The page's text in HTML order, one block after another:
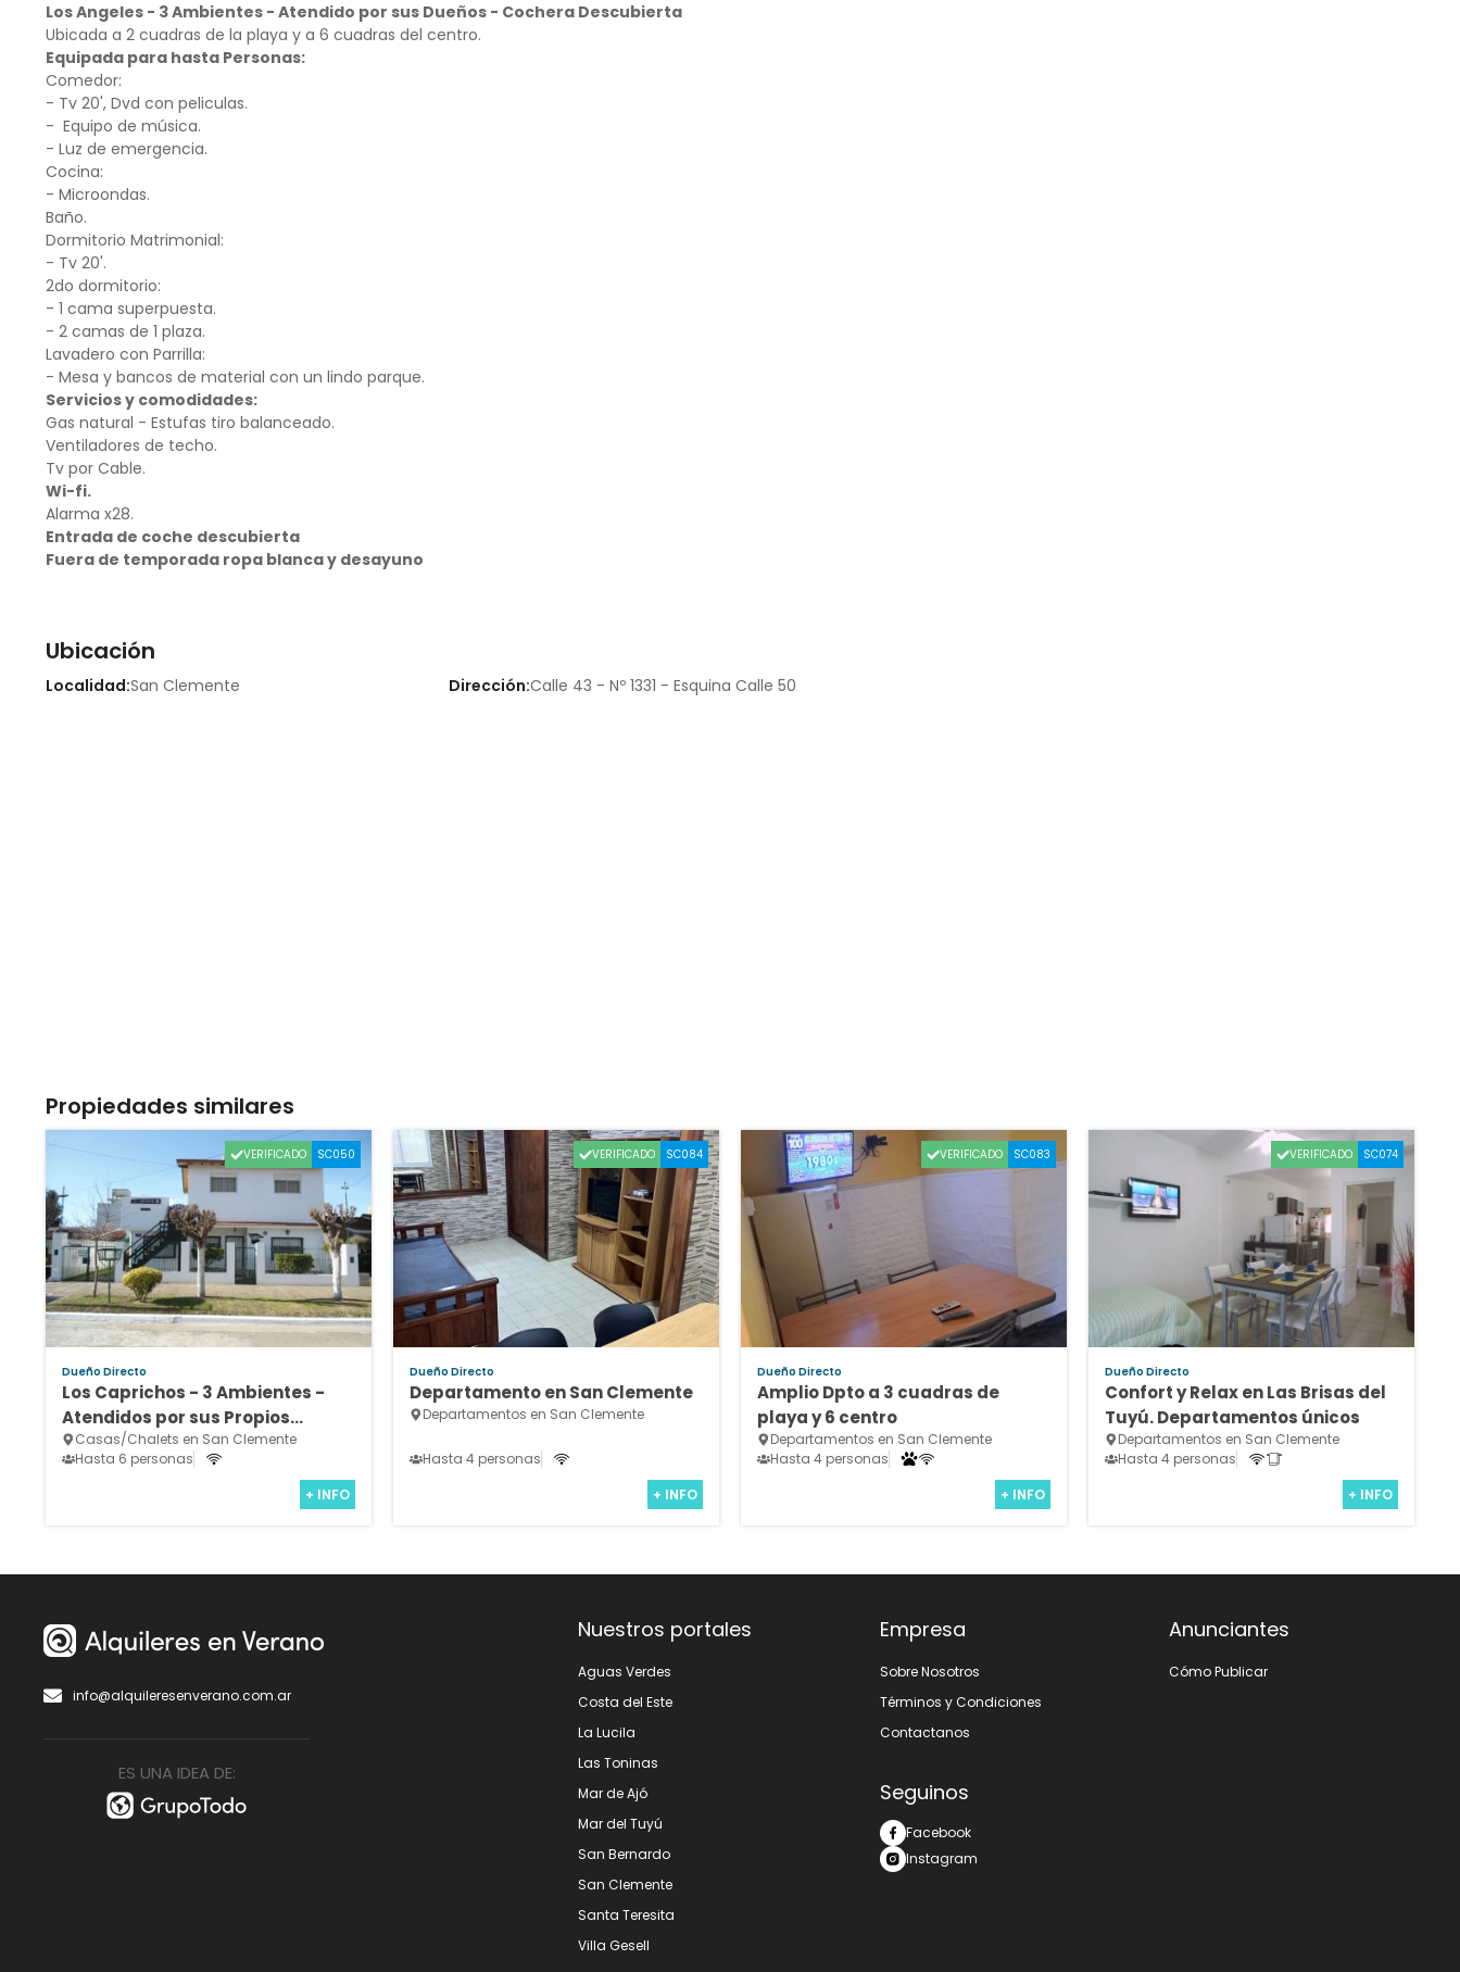
Los Angeles - 3 Ambientes - Atendido por sus Dueños - Cochera Descubierta
Ubicada a 2 cuadras de la playa y a 6 cuadras del centro.
Equipada para hasta Personas:
Comedor:
- Tv 20', Dvd con peliculas.
- Equipo de música.
- Luz de emergencia.
Cocina:
- Microondas.
Baño.
Dormitorio Matrimonial:
- Tv 20'.
2do dormitorio:
- 1 cama superpuesta.
- 2 camas de 1 plaza.
Lavadero con Parrilla:
- Mesa y bancos de material con un lindo parque.
Servicios y comodidades:
Gas natural - Estufas tiro balanceado.
Ventiladores de techo.
Tv por Cable.
Wi-fi.
Alarma x28.
Entrada de coche descubierta
Fuera de temporada ropa blanca y desayuno
Ubicación
Localidad:San Clemente Dirección:Calle 43 - Nº 1331 - Esquina Calle 50
Propiedades similares
VERIFICADO SC050
Dueño Directo
Los Caprichos - 3 Ambientes -
Atendidos por sus Propios
Dueños - Cochera Cubierta
Casas/Chalets en San Clemente
Hasta 6 personas
+ INFO
VERIFICADO SC084
Dueño Directo
Departamento en San Clemente
Departamentos en San Clemente
Hasta 4 personas
+ INFO
VERIFICADO SC083
Dueño Directo
Amplio Dpto a 3 cuadras de
playa y 6 centro
Departamentos en San Clemente
Hasta 4 personas
+ INFO
VERIFICADO SC074
Dueño Directo
Confort y Relax en Las Brisas del
Tuyú. Departamentos únicos
Departamentos en San Clemente
Hasta 4 personas
+ INFO
info@alquileresenverano.com.ar
ES UNA IDEA DE:
Nuestros portales
Aguas Verdes
Costa del Este
La Lucila
Las Toninas
Mar de Ajó
Mar del Tuyú
San Bernardo
San Clemente
Santa Teresita
Villa Gesell
Empresa
Sobre Nosotros
Términos y Condiciones
Contactanos
Seguinos
Facebook
Instagram
Anunciantes
Cómo Publicar